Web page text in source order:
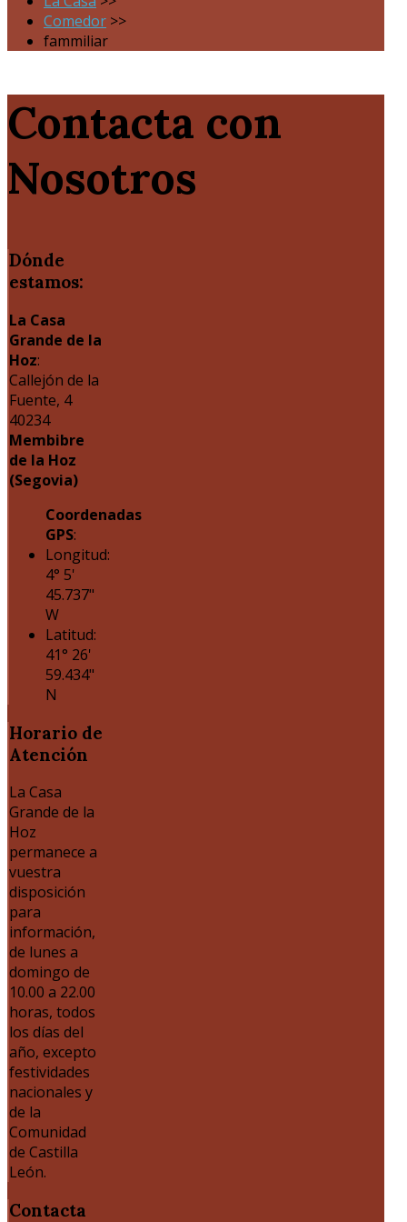
Comedor >>
fammiliar
Contacta con
Nosotros
Dónde
estamos:
La Casa
Grande de la
Hoz:
Callejón de la
Fuente, 4
40234
Membibre
de la Hoz
(Segovia)
Coordenadas
GPS:
Longitud:
4° 5'
45.737"
W
Latitud:
41° 26'
59.434"
N
Horario de
Atención
La Casa
Grande de la
Hoz
permanece a
vuestra
disposición
para
información,
de lunes a
domingo de
10.00 a 22.00
horas, todos
los días del
año, excepto
festividades
nacionales y
de la
Comunidad
de Castilla
León.
Contacta